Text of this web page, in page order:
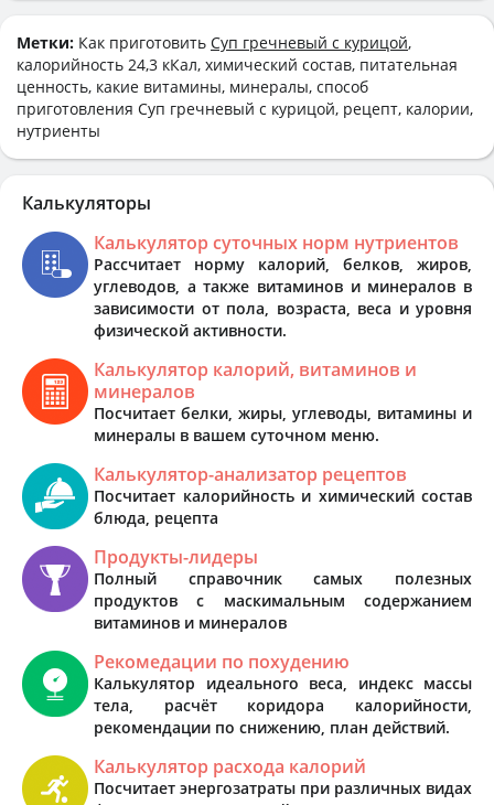
Метки: Как приготовить Суп гречневый с курицой,
калорийность 24,3 кКал, химический состав, питательная
ценность, какие витамины, минералы, способ
приготовления Суп гречневый с курицой, рецепт, калории,
нутриенты
Калькуляторы
Калькулятор суточных норм нутриентов
Рассчитает норму калорий, белков, жиров,
углеводов, а также витаминов и минералов в
зависимости от пола, возраста, веса и уровня
физической активности.
Калькулятор калорий, витаминов и
минералов
Посчитает белки, жиры, углеводы, витамины и
минералы в вашем суточном меню.
Калькулятор-анализатор рецептов
Посчитает калорийность и химический состав
блюда, рецепта
Продукты-лидеры
Полный справочник самых полезных
продуктов с маскимальным содержанием
витаминов и минералов
Рекомедации по похудению
Калькулятор идеального веса, индекс массы
тела, расчёт коридора калорийности,
рекомендации по снижению, план действий.
Калькулятор расхода калорий
Посчитает энергозатраты при различных видах